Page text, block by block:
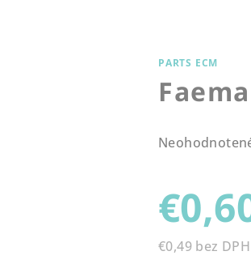
PARTS ECM
Priemerné
je
0,0
z
€0,49 bez DPH